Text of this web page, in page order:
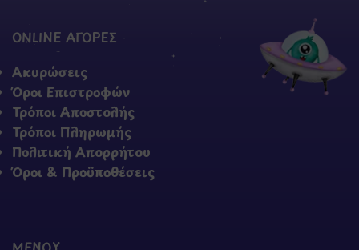
ONLINE ΑΓΟΡΕΣ
Ακυρώσεις
Όροι Επιστροφών
Τρόποι Αποστολής
Τρόποι Πληρωμής
Πολιτική Απορρήτου
Όροι & Προϋποθέσεις